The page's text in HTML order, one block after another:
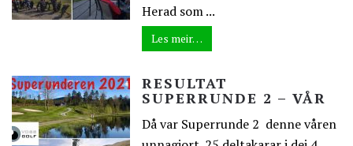
Herad som ...
Les meir…
RESULTAT
SUPERRUNDE 2 – VÅR
Då var Superrunde 2 denne våren